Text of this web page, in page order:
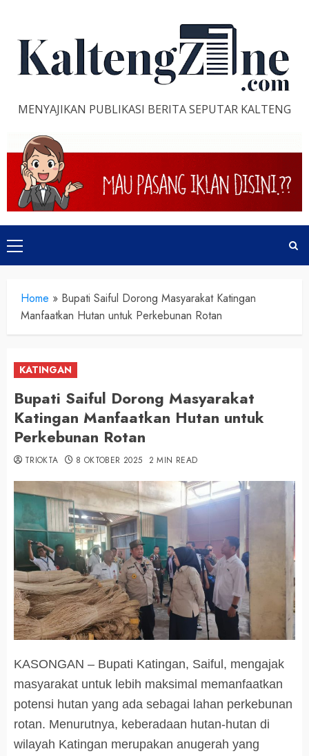
content
MENYAJIKAN PUBLIKASI BERITA SEPUTAR KALTENG
Primary
Menu
Home » Bupati Saiful Dorong Masyarakat Katingan
Manfaatkan Hutan untuk Perkebunan Rotan
KATINGAN
Bupati Saiful Dorong Masyarakat
Katingan Manfaatkan Hutan untuk
Perkebunan Rotan
TRIOKTA 8 OKTOBER 2025 2 MIN READ
KASONGAN – Bupati Katingan, Saiful, mengajak
masyarakat untuk lebih maksimal memanfaatkan
potensi hutan yang ada sebagai lahan perkebunan
rotan. Menurutnya, keberadaan hutan-hutan di
wilayah Katingan merupakan anugerah yang